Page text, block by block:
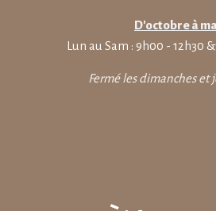
D'octobre à
Lun au Sam : 9h00 - 12h30
Fermé les dimanches et